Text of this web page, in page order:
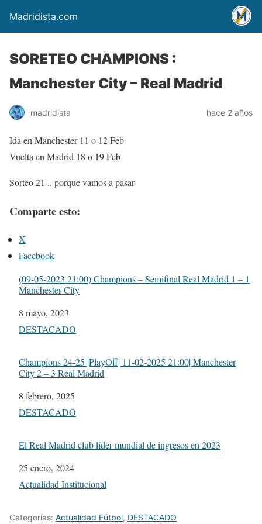
Madridista.com
SORETEO CHAMPIONS :
Manchester City – Real Madrid
madridista hace 2 años
Ida en Manchester 11 o 12 Feb
Vuelta en Madrid 18 o 19 Feb
Sorteo 21 .. porque vamos a pasar
Comparte esto:
X
Facebook
(09-05-2023 21:00) Champions – Semifinal Real Madrid 1 – 1
Manchester City
Fecha
8 mayo, 2023
Respecto a
DESTACADO
Champions 24-25 |PlayOff| 11-02-2025 21:00| Manchester
City 2 – 3 Real Madrid
Fecha
8 febrero, 2025
Respecto a
DESTACADO
El Real Madrid club líder mundial de ingresos en 2023
Fecha
25 enero, 2024
Respecto a
Actualidad Institucional
Categorías: Actualidad Fútbol, DESTACADO